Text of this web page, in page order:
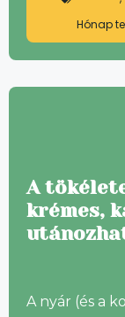
Hónap
A
krémes,
A nyár (és a